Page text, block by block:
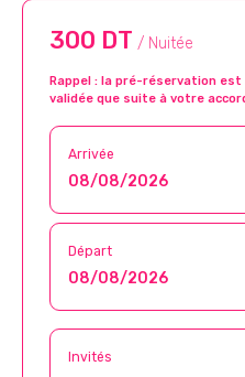
300 DT / Nuitée
Rappel : la pré-réservation
validée que suite à votre
Arrivée
Départ
Invités